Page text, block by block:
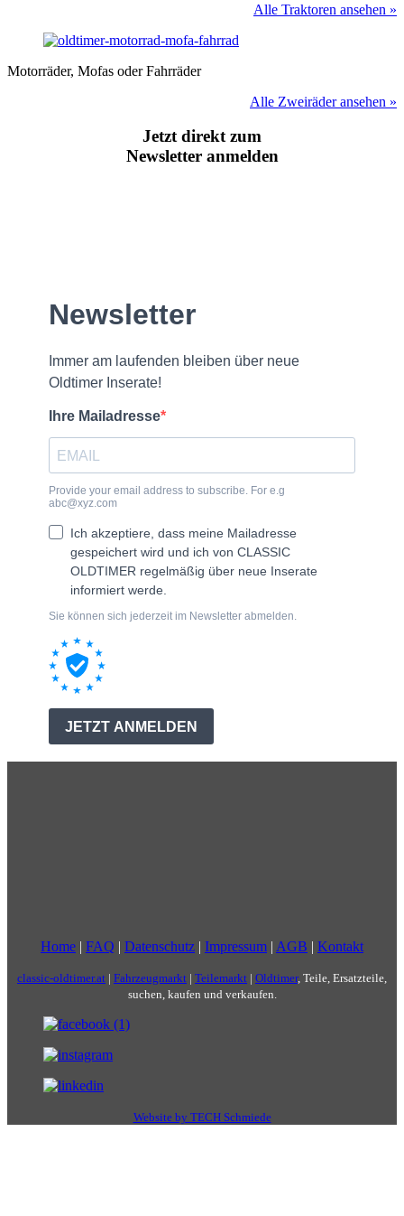
Alle Traktoren ansehen »
Motorräder, Mofas oder Fahrräder
Alle Zweiräder ansehen »
Jetzt direkt zum
Newsletter anmelden
Home | FAQ | Datenschutz | Impressum | AGB | Kontakt
classic-oldtimer.at | Fahrzeugmarkt | Teilemarkt | Oldtimer, Teile, Ersatzteile,
suchen, kaufen und verkaufen.
Website by TECH Schmiede